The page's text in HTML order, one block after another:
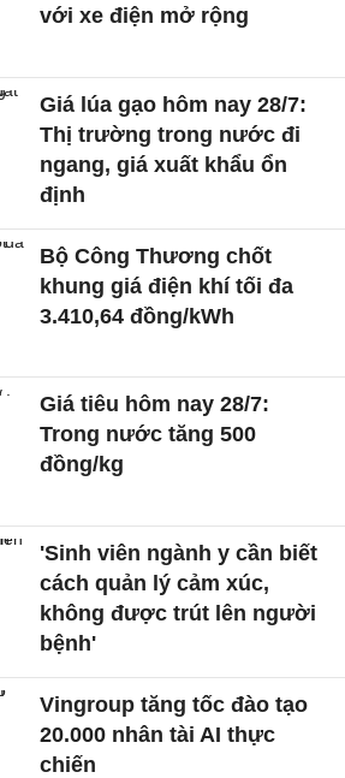
với xe điện mở rộng
Giá lúa gạo hôm nay 28/7:
Thị trường trong nước đi
ngang, giá xuất khẩu ổn
định
Bộ Công Thương chốt
khung giá điện khí tối đa
3.410,64 đồng/kWh
Giá tiêu hôm nay 28/7:
Trong nước tăng 500
đồng/kg
'Sinh viên ngành y cần biết
cách quản lý cảm xúc,
không được trút lên người
bệnh'
Vingroup tăng tốc đào tạo
20.000 nhân tài AI thực
chiến